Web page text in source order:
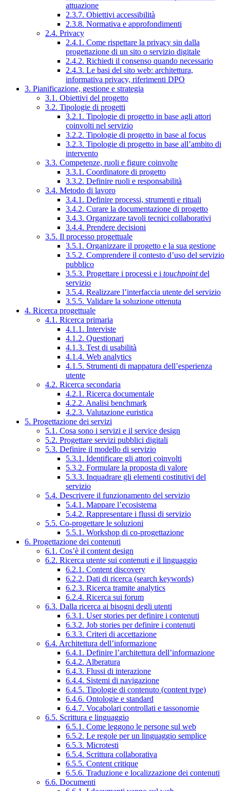
attuazione
2.3.7. Obiettivi accessibilità
2.3.8. Normativa e approfondimenti
2.4. Privacy
2.4.1. Come rispettare la privacy sin dalla
progettazione di un sito o servizio digitale
2.4.2. Richiedi il consenso quando necessario
2.4.3. Le basi del sito web: architettura,
informativa privacy, riferimenti DPO
3. Pianificazione, gestione e strategia
3.1. Obiettivi del progetto
3.2. Tipologie di progetti
3.2.1. Tipologie di progetto in base agli attori
coinvolti nel servizio
3.2.2. Tipologie di progetto in base al focus
3.2.3. Tipologie di progetto in base all’ambito di
intervento
3.3. Competenze, ruoli e figure coinvolte
3.3.1. Coordinatore di progetto
3.3.2. Definire ruoli e responsabilità
3.4. Metodo di lavoro
3.4.1. Definire processi, strumenti e rituali
3.4.2. Curare la documentazione di progetto
3.4.3. Organizzare tavoli tecnici collaborativi
3.4.4. Prendere decisioni
3.5. Il processo progettuale
3.5.1. Organizzare il progetto e la sua gestione
3.5.2. Comprendere il contesto d’uso del servizio
pubblico
3.5.3. Progettare i processi e i touchpointdel
servizio
3.5.4. Realizzare l’interfaccia utente del servizio
3.5.5. Validare la soluzione ottenuta
4. Ricerca progettuale
4.1. Ricerca primaria
4.1.1. Interviste
4.1.2. Questionari
4.1.3. Test di usabilità
4.1.4. Web analytics
4.1.5. Strumenti di mappatura dell’esperienza
utente
4.2. Ricerca secondaria
4.2.1. Ricerca documentale
4.2.2. Analisi benchmark
4.2.3. Valutazione euristica
5. Progettazione dei servizi
5.1. Cosa sono i servizi e il service design
5.2. Progettare servizi pubblici digitali
5.3. Definire il modello di servizio
5.3.1. Identificare gli attori coinvolti
5.3.2. Formulare la proposta di valore
5.3.3. Inquadrare gli elementi costitutivi del
servizio
5.4. Descrivere il funzionamento del servizio
5.4.1. Mappare l’ecosistema
5.4.2. Rappresentare i flussi di servizio
5.5. Co-progettare le soluzioni
5.5.1. Workshop di co-progettazione
6. Progettazione dei contenuti
6.1. Cos’è il content design
6.2. Ricerca utente sui contenuti e il linguaggio
6.2.1. Content discovery
6.2.2. Dati di ricerca (search keywords)
6.2.3. Ricerca tramite analytics
6.2.4. Ricerca sui forum
6.3. Dalla ricerca ai bisogni degli utenti
6.3.1. User stories per definire i contenuti
6.3.2. Job stories per definire i contenuti
6.3.3. Criteri di accettazione
6.4. Architettura dell’informazione
6.4.1. Definire l’architettura dell’informazione
6.4.2. Alberatura
6.4.3. Flussi di interazione
6.4.4. Sistemi di navigazione
6.4.5. Tipologie di contenuto (content type)
6.4.6. Ontologie e standard
6.4.7. Vocabolari controllati e tassonomie
6.5. Scrittura e linguaggio
6.5.1. Come leggono le persone sul web
6.5.2. Le regole per un linguaggio semplice
6.5.3. Microtesti
6.5.4. Scrittura collaborativa
6.5.5. Content critique
6.5.6. Traduzione e localizzazione dei contenuti
6.6. Documenti